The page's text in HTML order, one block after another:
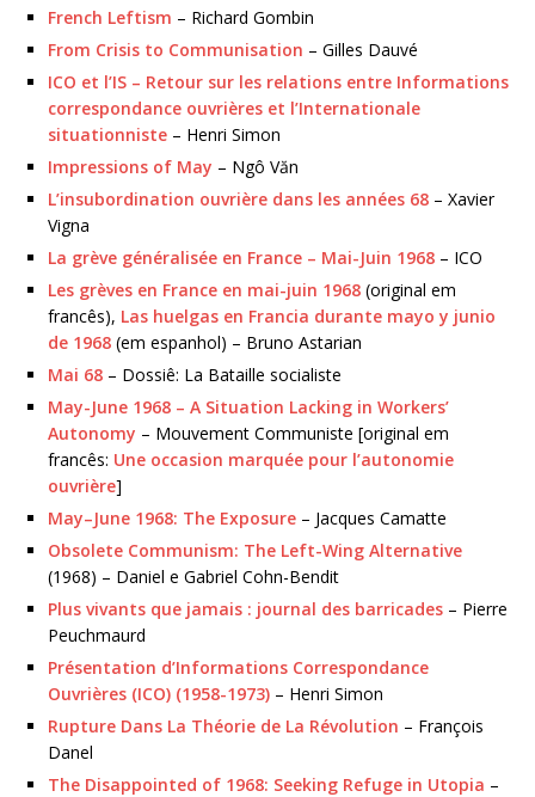
French Leftism – Richard Gombin
From Crisis to Communisation – Gilles Dauvé
ICO et l’IS – Retour sur les relations entre Informations
correspondance ouvrières et l’Internationale
situationniste – Henri Simon
Impressions of May – Ngô Văn
L’insubordination ouvrière dans les années 68 – Xavier
Vigna
La grève généralisée en France – Mai-Juin 1968 – ICO
Les grèves en France en mai-juin 1968 (original em
francês), Las huelgas en Francia durante mayo y junio
de 1968 (em espanhol) – Bruno Astarian
Mai 68 – Dossiê: La Bataille socialiste
May-June 1968 – A Situation Lacking in Workers’
Autonomy – Mouvement Communiste [original em
francês: Une occasion marquée pour l’autonomie
ouvrière]
May–June 1968: The Exposure – Jacques Camatte
Obsolete Communism: The Left-Wing Alternative
(1968) – Daniel e Gabriel Cohn-Bendit
Plus vivants que jamais : journal des barricades – Pierre
Peuchmaurd
Présentation d’Informations Correspondance
Ouvrières (ICO) (1958-1973) – Henri Simon
Rupture Dans La Théorie de La Révolution – François
Danel
The Disappointed of 1968: Seeking Refuge in Utopia –